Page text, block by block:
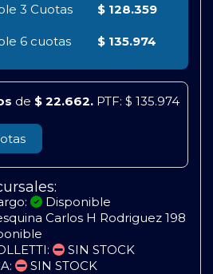
3 Cuotas $ 128.359
6 cuotas $ 135.974
de $ 22.662. PTF: $ 135.974
Disponible
Carlos H Rodriguez 198
SIN STOCK
SIN STOCK